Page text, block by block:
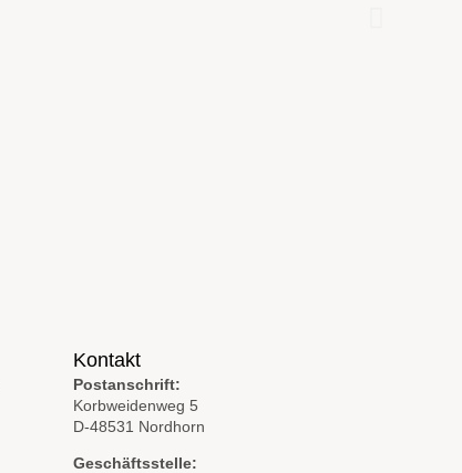
Kontakt
Postanschrift:
Korbweidenweg 5
D-48531 Nordhorn
Geschäftsstelle: